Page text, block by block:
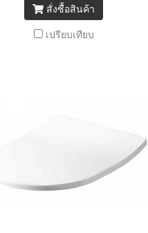
สั่งซื้อสินค้า
เปรียบเทียบ